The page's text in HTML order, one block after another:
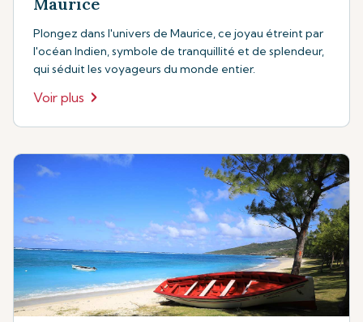
Plongez dans l'univers de Maurice, ce joyau étreint par
l'océan Indien, symbole de tranquillité et de splendeur,
qui séduit les voyageurs du monde entier.
Voir plus